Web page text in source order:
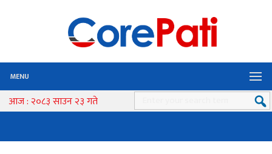
MENU
आज : २०८३ साउन २३ गते